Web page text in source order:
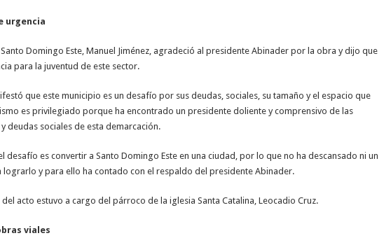
urgencia
Domingo Este, Manuel Jiménez, agradeció al presidente Abinader por la obra y dijo que
para la juventud de este sector.
que este municipio es un desafío por sus deudas, sociales, su tamaño y el espacio que
es privilegiado porque ha encontrado un presidente doliente y comprensivo de las
deudas sociales de esta demarcación.
desafío es convertir a Santo Domingo Este en una ciudad, por lo que no ha descansado ni un
lograrlo y para ello ha contado con el respaldo del presidente Abinader.
acto estuvo a cargo del párroco de la iglesia Santa Catalina, Leocadio Cruz.
viales